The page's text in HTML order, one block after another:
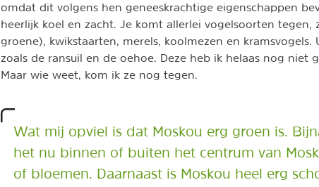
omdat dit volgens hen geneeskrachtige eigenschappen
heerlijk koel en zacht. Je komt allerlei vogelsoorten tegen,
groene), kwikstaarten, merels, koolmezen en
zoals de ransuil en de oehoe. Deze heb ik helaas nog niet
Maar wie weet, kom ik ze nog tegen.
Wat mij opviel is dat Moskou erg groen is.
het nu binnen of buiten het centrum van
of bloemen. Daarnaast is Moskou heel erg